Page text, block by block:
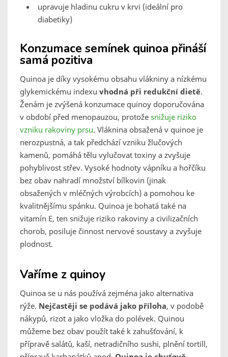
upravuje hladinu cukru v krvi (ideální pro
diabetiky)
Konzumace semínek quinoa přináší
samá pozitiva
Quinoa je díky vysokému obsahu vlákniny a nízkému
glykemickému indexu vhodná při redukční dietě.
Ženám je zvýšená konzumace quinoy doporučována
v období před menopauzou, protože snižuje riziko
vzniku rakoviny prsu. Vláknina obsažená v quinoe je
nerozpustná, a tak předchází vzniku žlučových
kamenů, pomáhá tělu vylučovat toxiny a zvyšuje
pohyblivost střev. Vysoké hodnoty vápníku a hořčíku
bez obav nahradí množství bílkovin (jinak
obsažených v mléčných výrobcích) a pomohou ke
kvalitnějšímu spánku. Quinoa je bohatá také na
vitamín E, ten snižuje riziko rakoviny a civilizačních
chorob, posiluje činnost nervové soustavy a zvyšuje
plodnost.
Vaříme z quinoy
Quinoa se u nás používá zejména jako alternativa
rýže. Nejčastěji se podává jako příloha, v podobě
nákypů, rizot a jako vložka do polévek. Quinou
můžeme bez obav použít také k zahušťování, k
přípravě salátů, kaší, netradičního sushi, plnění tortill,